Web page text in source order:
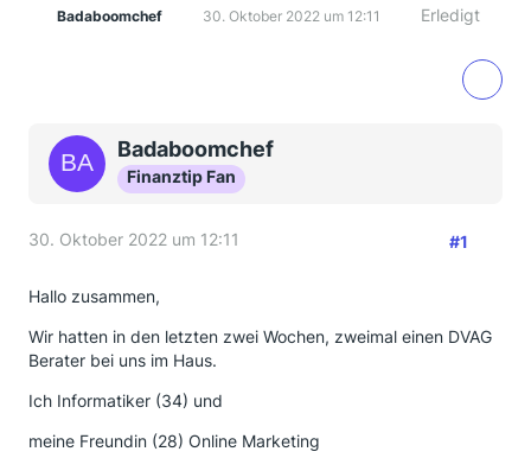
Badaboomchef 30. Oktober 2022 um 12:11 Erledigt
Badaboomchef
Finanztip Fan
30. Oktober 2022 um 12:11 #1
Hallo zusammen,
Wir hatten in den letzten zwei Wochen, zweimal einen DVAG
Berater bei uns im Haus.
Ich Informatiker (34) und
meine Freundin (28) Online Marketing